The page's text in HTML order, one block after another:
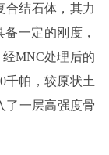
合结石体，其力
一定的刚度，
经MNC处理后的
千帕，较原状土
了一层高强度骨